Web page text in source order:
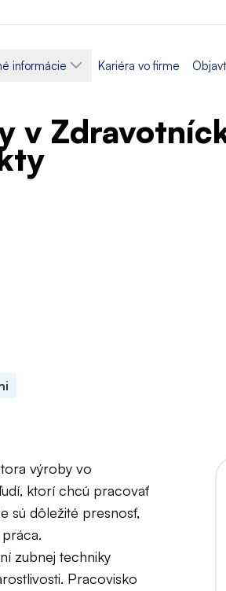
informácie Kariéra vo firme
v
výroby vo
ktorí chcú pracovať
sú dôležité presnosť,
zubnej techniky
Pracovisko